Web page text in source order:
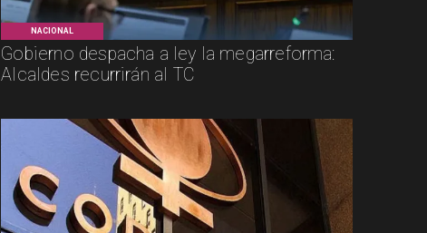
NACIONAL
Gobierno despacha a ley la megarreforma:
Alcaldes recurrirán al TC